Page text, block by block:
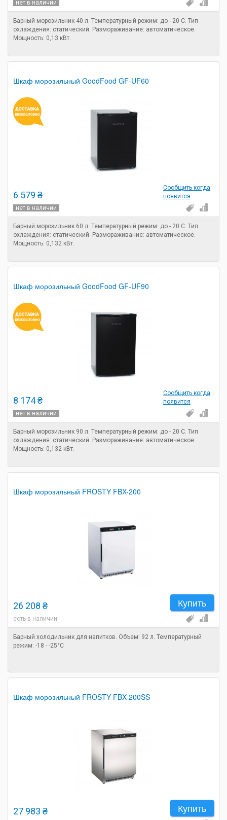
нет в наличии
Барный морозильник 40 л. Температурный режим: до - 20 С. Тип
охлаждения: статический. Размораживание: автоматическое.
Мощность: 0,13 кВт.
Шкаф морозильный GoodFood GF-UF60
Сообщить когда
появится
6 579 ₴
нет в наличии
Барный морозильник 60 л. Температурный режим: до - 20 С. Тип
охлаждения: статический. Размораживание: автоматическое.
Мощность: 0,132 кВт.
Шкаф морозильный GoodFood GF-UF90
Сообщить когда
появится
8 174 ₴
нет в наличии
Барный морозильник 90 л. Температурный режим: до - 20 С. Тип
охлаждения: статический. Размораживание: автоматическое.
Мощность: 0,132 кВт.
Шкаф морозильный FROSTY FBX-200
Купить
26 208 ₴
есть в наличии
Барный холодильник для напитков. Объем: 92 л. Температурный
режим: -18 - -25°C
Шкаф морозильный FROSTY FBX-200SS
Купить
27 983 ₴